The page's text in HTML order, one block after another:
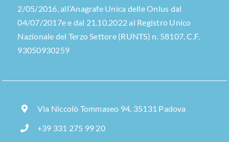
2/05/2016, all’Anagrafe Unica delle Onlus dal
04/07/2017e e dal 21.10.2022 al Registro Unico
Nazionale del Terzo Settore (RUNTS) n. 58107. C.F.
93050930259
Via Niccolò Tommaseo 94, 35131 Padova
+39 331 275 99 20